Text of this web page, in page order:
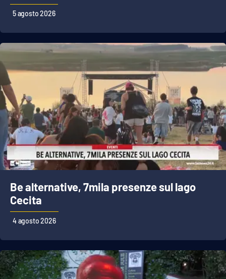
5 agosto 2026
Be alternative, 7mila presenze sul lago
Cecita
4 agosto 2026